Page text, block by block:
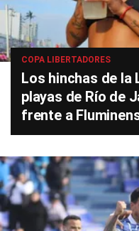
COPA LIBERTADORES
Los hinchas de la
playas de Río de
frente a